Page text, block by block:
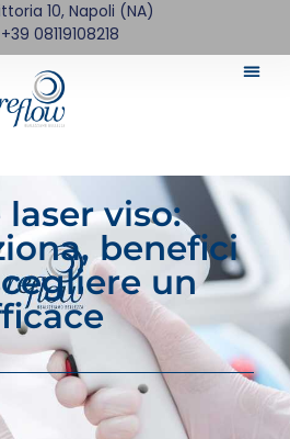
10, Napoli (NA)
+39 08119108218
viso:
benefici
un